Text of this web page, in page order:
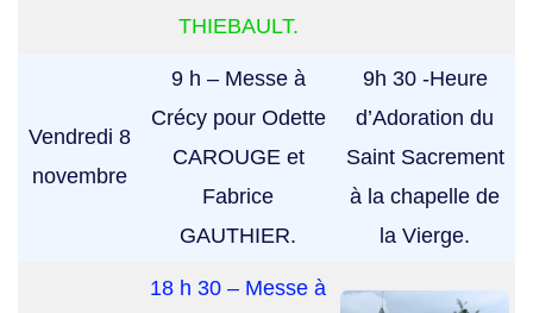
THIEBAULT.
Vendredi 8
novembre
9 h – Messe à
Crécy pour Odette
CAROUGE et
Fabrice
GAUTHIER.
9h 30 -Heure
d’Adoration du
Saint Sacrement
à la chapelle de
la Vierge.
18 h 30 – Messe à